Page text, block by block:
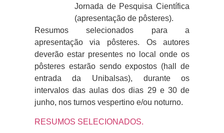
Jornada de Pesquisa Científica
(apresentação de pôsteres).
Resumos selecionados para a
apresentação via pôsteres. Os autores
deverão estar presentes no local onde os
pôsteres estarão sendo expostos (hall de
entrada da Unibalsas), durante os
intervalos das aulas dos dias 29 e 30 de
junho, nos turnos vespertino e/ou noturno.
RESUMOS SELECIONADOS.